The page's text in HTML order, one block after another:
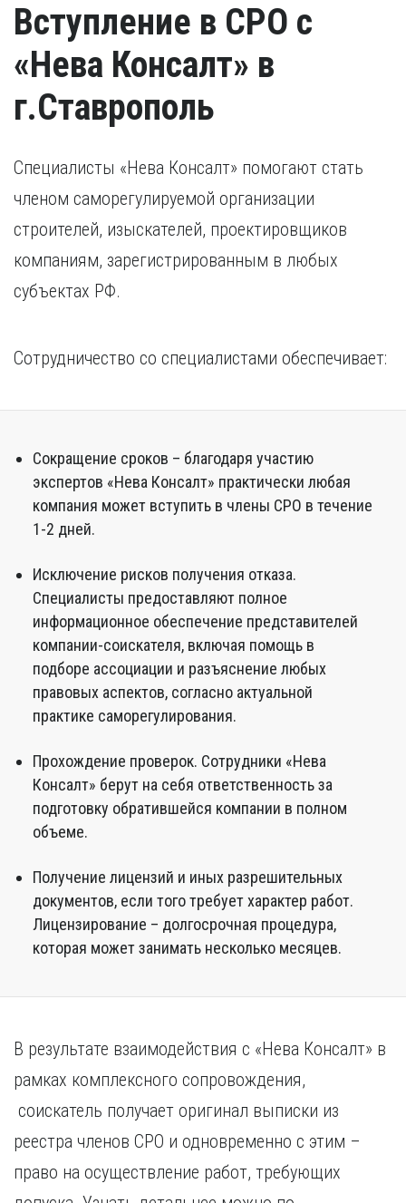
Вступление в СРО с
«Нева Консалт» в
г.Ставрополь
Специалисты «Нева Консалт» помогают стать
членом саморегулируемой организации
строителей, изыскателей, проектировщиков
компаниям, зарегистрированным в любых
субъектах РФ.
Сотрудничество со специалистами обеспечивает:
Сокращение сроков – благодаря участию
экспертов «Нева Консалт» практически любая
компания может вступить в члены СРО в течение
1-2 дней.
Исключение рисков получения отказа.
Специалисты предоставляют полное
информационное обеспечение представителей
компании-соискателя, включая помощь в
подборе ассоциации и разъяснение любых
правовых аспектов, согласно актуальной
практике саморегулирования.
Прохождение проверок. Сотрудники «Нева
Консалт» берут на себя ответственность за
подготовку обратившейся компании в полном
объеме.
Получение лицензий и иных разрешительных
документов, если того требует характер работ.
Лицензирование – долгосрочная процедура,
которая может занимать несколько месяцев.
В результате взаимодействия с «Нева Консалт» в
рамках комплексного сопровождения,
соискатель получает оригинал выписки из
реестра членов СРО и одновременно с этим –
право на осуществление работ, требующих